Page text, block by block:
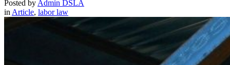
Posted by Admin DSLA
in Article, labor law